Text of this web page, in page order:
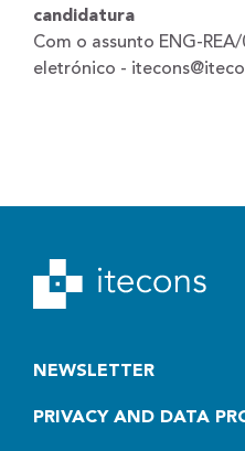
candidatura
Com o assunto ENG-
eletrónico -
NEWSLETTER
PRIVACY AND DATA